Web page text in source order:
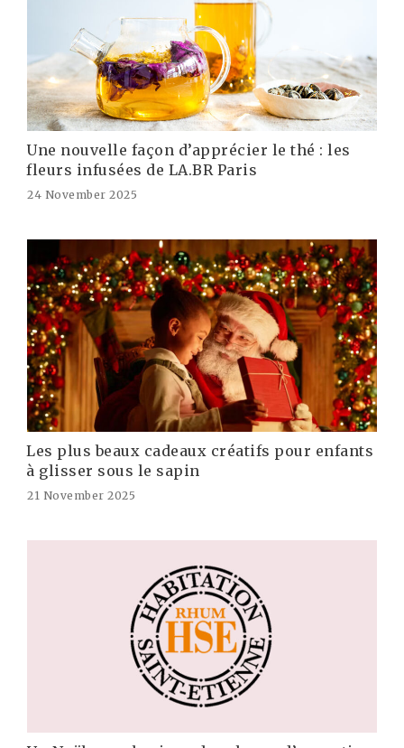
Une nouvelle façon d’apprécier le thé : les
fleurs infusées de LA.BR Paris
24 November 2025
Les plus beaux cadeaux créatifs pour enfants
à glisser sous le sapin
21 November 2025